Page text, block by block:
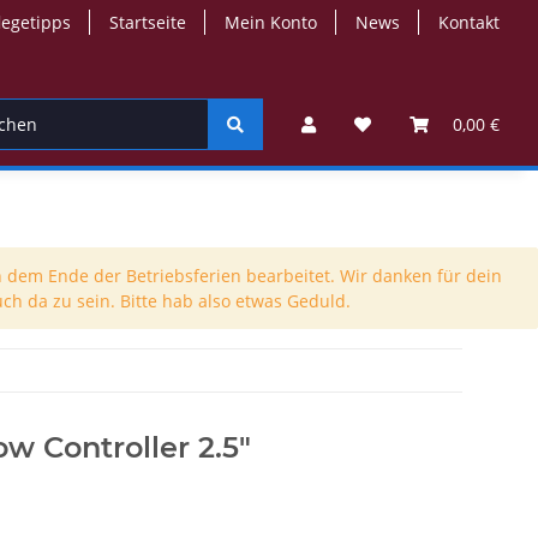
Startseite Mein Konto News Kontakt
0,00 €
Walkstrick Mützen
Ende der Betriebsferien bearbeitet. Wir danken für dein
da zu sein. Bitte hab also etwas Geduld.
Controller 2.5"